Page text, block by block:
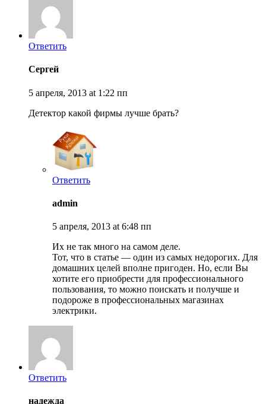
Ответить
Сергей
5 апреля, 2013 at 1:22 пп
Детектор какой фирмы лучше брать?
Ответить
admin
5 апреля, 2013 at 6:48 пп
Их не так много на самом деле.
Тот, что в статье — один из самых недорогих. Для
домашних целей вполне пригоден. Но, если Вы
хотите его приобрести для профессионального
пользования, то можно поискать и получше и
подороже в профессиональных магазинах
электрики.
Ответить
надежда